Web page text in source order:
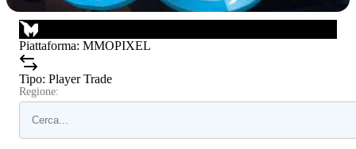
Piattaforma: MMOPIXEL
Tipo: Player Trade
Regione: